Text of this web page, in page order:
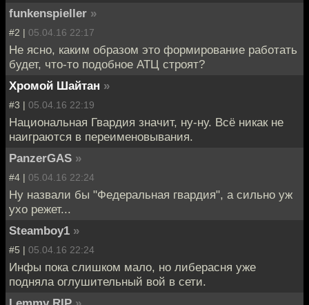
funkenspieller »
#2 | 05.04.16 22:17
Не ясно, каким образом это формирование работать
будет, что-то подобное АТЦ строят?
Хромой Шайтан »
#3 | 05.04.16 22:19
Национальная Гвардия значит, ну-ну. Всё никак не
наиграются в переименовывания.
PanzerGAS »
#4 | 05.04.16 22:24
Ну назвали бы "Федеральная гвардия", а сильно уж
ухо режет...
Steamboy1 »
#5 | 05.04.16 22:24
Инфы пока слишком мало, но либерасня уже
подняла оглушительный вой в сети.